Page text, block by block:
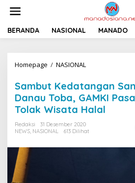
t
BERANDA NASIONAL MANADO
Homepage / NASIONAL
m
b
u
t
d
Sambut Kedatangan
Danau Toba, GAMKI
Tolak Wisata Halal
Redaksi
31 Desember 2020
NEWS, NASIONAL 613 Dilihat